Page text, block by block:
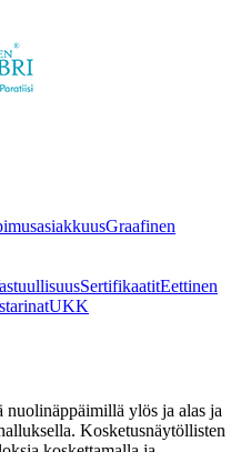
Graafinen
SertifikaatitEettinen
UKK
ylös ja alas ja
Kosketusnäytöllisten